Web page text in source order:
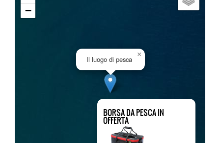
BORSA DA PESCA IN
OFFERTA
Il luogo di pesca
×
−